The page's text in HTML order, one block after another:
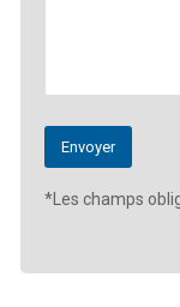
*Les champs